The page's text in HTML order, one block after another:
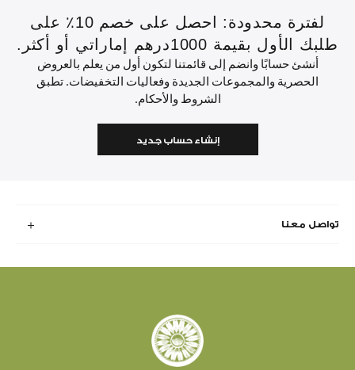
لفترة محدودة: احصل على خصم 10٪ على
طلبك الأول بقيمة 1000درهم إماراتي أو أكثر.
أنشئ حسابًا وانضم إلى قائمتنا لتكون أول من يعلم بالعروض
الحصرية والمجموعات الجديدة وفعاليات التخفيضات. تطبق
الشروط والأحكام.
إنشاء حساب جديد
تواصل معنا